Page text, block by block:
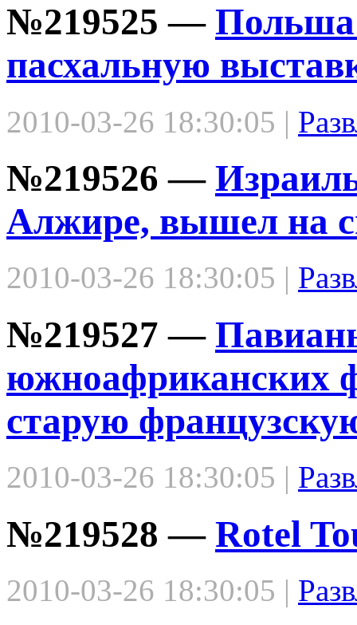
№219525 — Польша
пасхальную
2010-03-26 18:30:05 |
№219526 —
Алжире, вышел на
2010-03-26 18:30:05 |
№219527 —
южноафриканских
старую
2010-03-26 18:30:05 |
№219528 — Rotel
2010-03-26 18:30:05 |